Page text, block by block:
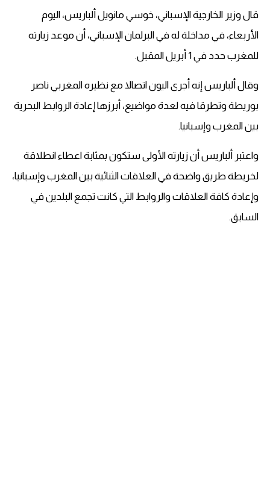
قال وزير الخارجية الإسباني، خوسي مانويل ألباريس، اليوم
الأربعاء، في مداخلة له في البرلمان الإسباني، أن موعد زيارته
للمغرب حدد في 1 أبريل المقبل.
وقال ألباريس إنه أجرى اليون اتصالا مع نظيره المغربي ناصر
بوريطة وتطرقا فيه لعدة مواضيع، أبرزها إعادة الروابط البحرية
بين المغرب وإسبانيا.
واعتبر ألباريس أن زيارته الأولى ستكون بمثابة اعطاء انطلاقة
لخريطة طريق واضحة في العلاقات الثنائية بين المغرب وإسبانيا،
وإعادة كافة العلاقات والروابط التي كانت تجمع البلدين في
السابق.